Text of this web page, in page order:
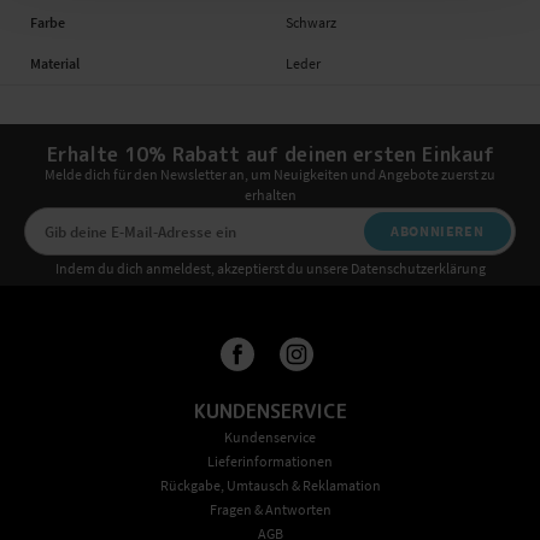
Farbe Schwarz
Material Leder
Erhalte 10% Rabatt auf deinen ersten Einkauf
Melde dich für den Newsletter an, um Neuigkeiten und Angebote zuerst zu
erhalten
ABONNIEREN
Indem du dich anmeldest, akzeptierst du unsere Datenschutzerklärung
KUNDENSERVICE
Kundenservice
Lieferinformationen
Rückgabe, Umtausch & Reklamation
Fragen & Antworten
AGB